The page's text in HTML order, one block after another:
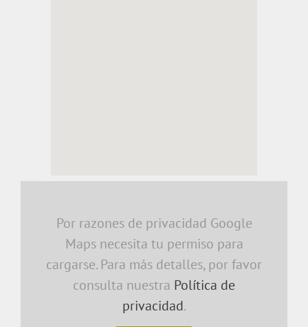
embedding a google map
Por razones de privacidad Google
Maps necesita tu permiso para
cargarse. Para más detalles, por favor
consulta nuestra Política de
privacidad.